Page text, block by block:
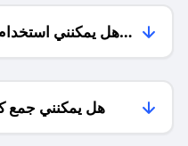
هل يمكنني
هل يمكنني جمع